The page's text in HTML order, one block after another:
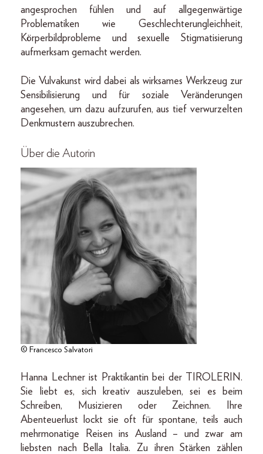
angesprochen fühlen und auf allgegenwärtige
Problematiken wie Geschlechterungleichheit,
Körperbildprobleme und sexuelle Stigmatisierung
aufmerksam gemacht werden.
Die Vulvakunst wird dabei als wirksames Werkzeug zur
Sensibilisierung und für soziale Veränderungen
angesehen, um dazu aufzurufen, aus tief verwurzelten
Denkmustern auszubrechen.
Über die Autorin
© Francesco Salvatori
Hanna Lechner ist Praktikantin bei der TIROLERIN.
Sie liebt es, sich kreativ auszuleben, sei es beim
Schreiben, Musizieren oder Zeichnen. Ihre
Abenteuerlust lockt sie oft für spontane, teils auch
mehrmonatige Reisen ins Ausland – und zwar am
liebsten nach Bella Italia. Zu ihren Stärken zählen